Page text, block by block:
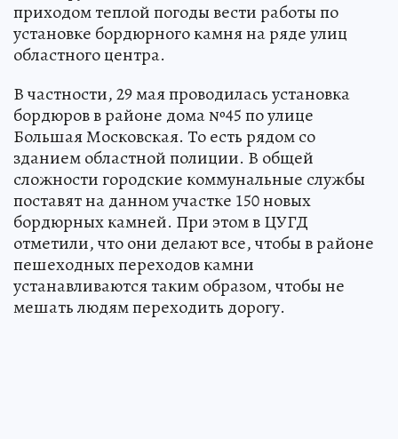
приходом теплой погоды вести работы по
установке бордюрного камня на ряде улиц
областного центра.
В частности, 29 мая проводилась установка
бордюров в районе дома №45 по улице
Большая Московская. То есть рядом со
зданием областной полиции. В общей
сложности городские коммунальные службы
поставят на данном участке 150 новых
бордюрных камней. При этом в ЦУГД
отметили, что они делают все, чтобы в районе
пешеходных переходов камни
устанавливаются таким образом, чтобы не
мешать людям переходить дорогу.